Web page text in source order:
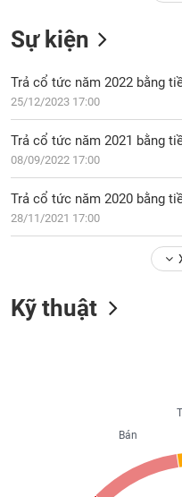
kỹ
thuật
Hồ
sơ
doanh
nghiệp
Tin
sự
kiện
Tâm
lý
Sự kiện
Trả cổ tức năm 2022 bằng
25/12/2023 17:00
Trả cổ tức năm 2021 bằng
08/09/2022 17:00
Trả cổ tức năm 2020 bằng
28/11/2021 17:00
Kỹ thuật
Bán
NGUYÊN
VẬT
LIỆU
CÔNG
NGHIỆP